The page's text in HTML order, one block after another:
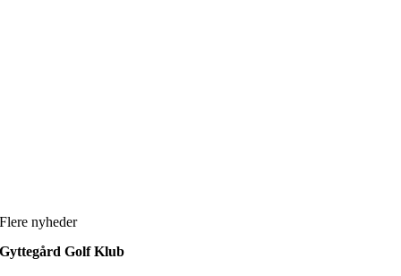
Flere nyheder
Gyttegård Golf Klub